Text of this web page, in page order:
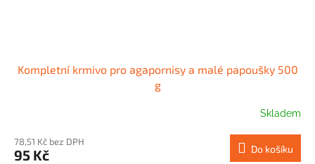
Kompletní krmivo pro agapornisy a malé papoušky 500
g
Skladem
78,51 Kč bez DPH
95 Kč Do košíku